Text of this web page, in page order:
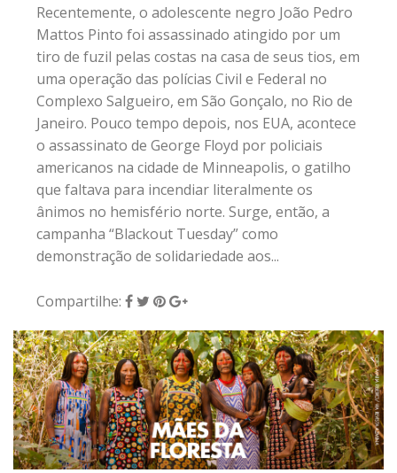
Recentemente, o adolescente negro João Pedro
Mattos Pinto foi assassinado atingido por um
tiro de fuzil pelas costas na casa de seus tios, em
uma operação das polícias Civil e Federal no
Complexo Salgueiro, em São Gonçalo, no Rio de
Janeiro. Pouco tempo depois, nos EUA, acontece
o assassinato de George Floyd por policiais
americanos na cidade de Minneapolis, o gatilho
que faltava para incendiar literalmente os
ânimos no hemisfério norte. Surge, então, a
campanha “Blackout Tuesday” como
demonstração de solidariedade aos...
Compartilhe: